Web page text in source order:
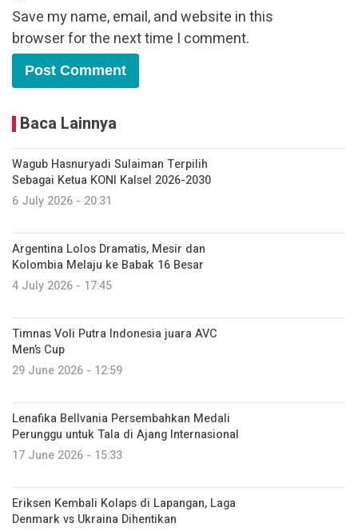
Save my name, email, and website in this
browser for the next time I comment.
Baca Lainnya
Wagub Hasnuryadi Sulaiman Terpilih
Sebagai Ketua KONI Kalsel 2026-2030
6 July 2026 - 20:31
Argentina Lolos Dramatis, Mesir dan
Kolombia Melaju ke Babak 16 Besar
4 July 2026 - 17:45
Timnas Voli Putra Indonesia juara AVC
Men’s Cup
29 June 2026 - 12:59
Lenafika Bellvania Persembahkan Medali
Perunggu untuk Tala di Ajang Internasional
17 June 2026 - 15:33
Eriksen Kembali Kolaps di Lapangan, Laga
Denmark vs Ukraina Dihentikan